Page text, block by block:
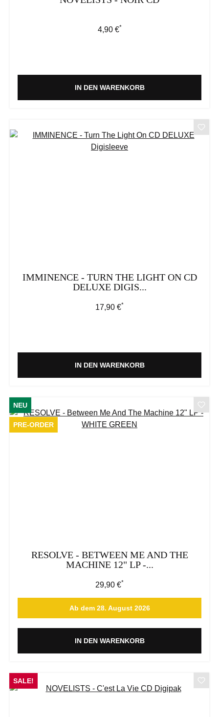
Regulärer Preis:
4,90 €*
IN DEN WARENKORB
IMMINENCE - TURN THE LIGHT ON CD
DELUXE DIGIS...
Regulärer Preis:
17,90 €*
IN DEN WARENKORB
NEU
PRE-ORDER
RESOLVE - BETWEEN ME AND THE
MACHINE 12" LP -...
Regulärer Preis:
29,90 €*
Ab dem 28. August 2026
IN DEN WARENKORB
SALE!